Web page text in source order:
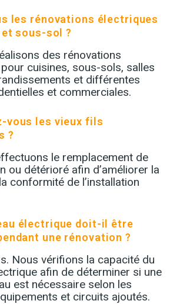
les rénovations électriques
sous-sol ?
des rénovations
cuisines, sous-sols, salles
et différentes
et commerciales.
vous les vieux fils
?
le remplacement de
ou détérioré afin d’améliorer la
conformité de l’installation
électrique doit-il être
une rénovation ?
Nous vérifions la capacité du
afin de déterminer si une
est nécessaire selon les
et circuits ajoutés.